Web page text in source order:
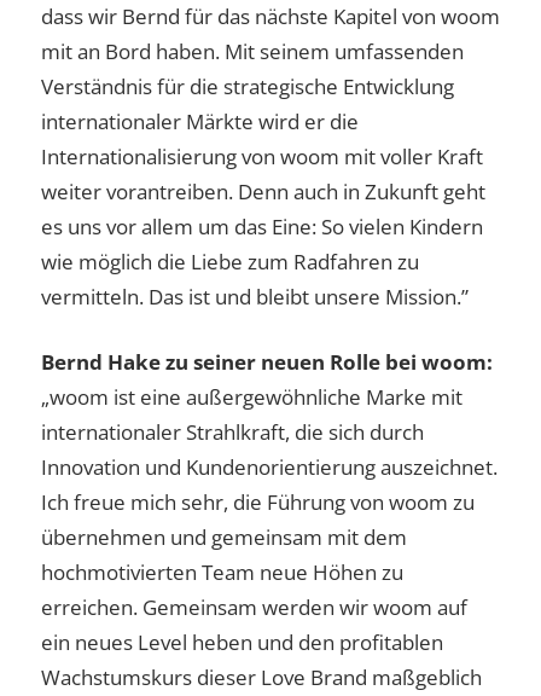
dass wir Bernd für das nächste Kapitel von woom
mit an Bord haben. Mit seinem umfassenden
Verständnis für die strategische Entwicklung
internationaler Märkte wird er die
Internationalisierung von woom mit voller Kraft
weiter vorantreiben. Denn auch in Zukunft geht
es uns vor allem um das Eine: So vielen Kindern
wie möglich die Liebe zum Radfahren zu
vermitteln. Das ist und bleibt unsere Mission.”
Bernd Hake zu seiner neuen Rolle bei woom:
„woom ist eine außergewöhnliche Marke mit
internationaler Strahlkraft, die sich durch
Innovation und Kundenorientierung auszeichnet.
Ich freue mich sehr, die Führung von woom zu
übernehmen und gemeinsam mit dem
hochmotivierten Team neue Höhen zu
erreichen. Gemeinsam werden wir woom auf
ein neues Level heben und den profitablen
Wachstumskurs dieser Love Brand maßgeblich